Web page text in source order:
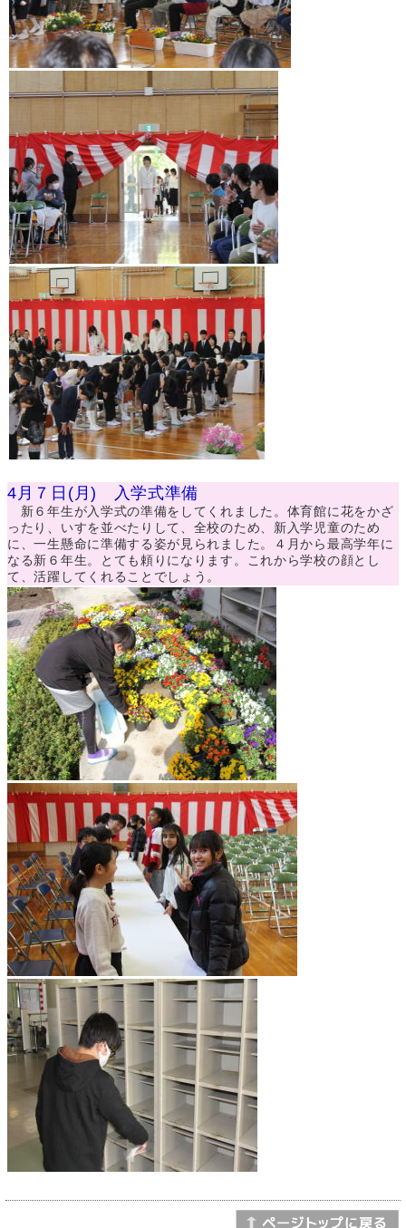
4月７日(月) 入学式準備
新６年生が入学式の準備をしてくれました。体育館に花をかざ
ったり、いすを並べたりして、全校のため、新入学児童のため
に、一生懸命に準備する姿が見られました。４月から最高学年に
なる新６年生。とても頼りになります。これから学校の顔とし
て、活躍してくれることでしょう。